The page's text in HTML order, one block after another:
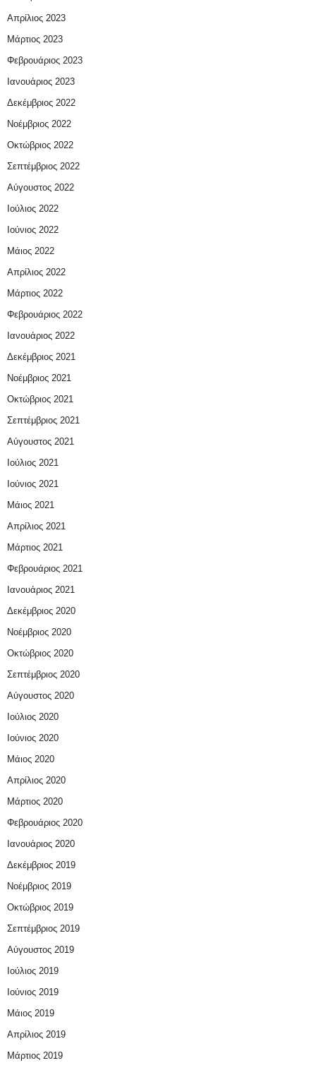
Απρίλιος 2023
Μάρτιος 2023
Φεβρουάριος 2023
Ιανουάριος 2023
Δεκέμβριος 2022
Νοέμβριος 2022
Οκτώβριος 2022
Σεπτέμβριος 2022
Αύγουστος 2022
Ιούλιος 2022
Ιούνιος 2022
Μάιος 2022
Απρίλιος 2022
Μάρτιος 2022
Φεβρουάριος 2022
Ιανουάριος 2022
Δεκέμβριος 2021
Νοέμβριος 2021
Οκτώβριος 2021
Σεπτέμβριος 2021
Αύγουστος 2021
Ιούλιος 2021
Ιούνιος 2021
Μάιος 2021
Απρίλιος 2021
Μάρτιος 2021
Φεβρουάριος 2021
Ιανουάριος 2021
Δεκέμβριος 2020
Νοέμβριος 2020
Οκτώβριος 2020
Σεπτέμβριος 2020
Αύγουστος 2020
Ιούλιος 2020
Ιούνιος 2020
Μάιος 2020
Απρίλιος 2020
Μάρτιος 2020
Φεβρουάριος 2020
Ιανουάριος 2020
Δεκέμβριος 2019
Νοέμβριος 2019
Οκτώβριος 2019
Σεπτέμβριος 2019
Αύγουστος 2019
Ιούλιος 2019
Ιούνιος 2019
Μάιος 2019
Απρίλιος 2019
Μάρτιος 2019